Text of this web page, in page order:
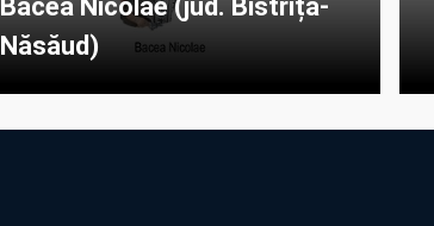
Bacea Nicolae (jud. Bistrița-
Năsăud)